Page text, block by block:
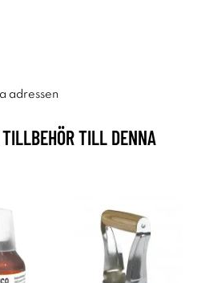
adressen
TILLBEHÖR TILL DENNA